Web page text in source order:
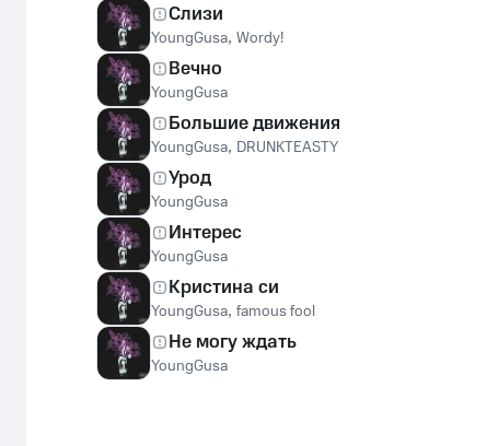
Слизи
YoungGusa, Wordy!
Вечно
YoungGusa
Большие движения
YoungGusa, DRUNKTEASTY
Урод
YoungGusa
Интерес
YoungGusa
Кристина си
YoungGusa, famous fool
Не могу ждать
YoungGusa